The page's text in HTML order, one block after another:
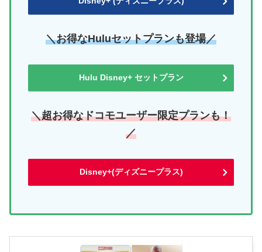
＼お得なHuluセットプランも登場／
Hulu Disney+ セットプラン
＼超お得なドコモユーザー限定プランも！
／
Disney+(ディズニープラス)